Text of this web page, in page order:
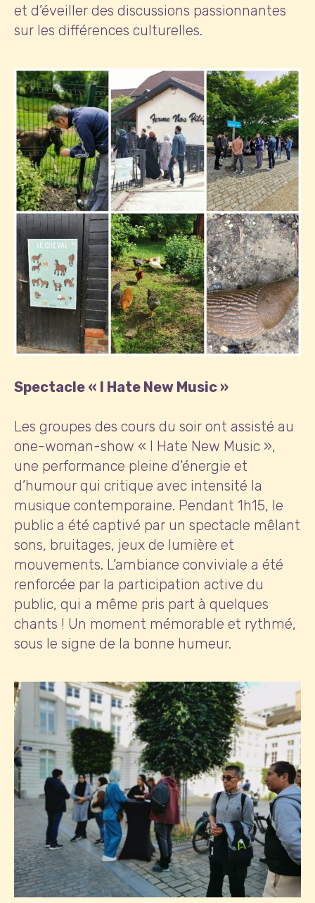
et d’éveiller des discussions passionnantes
sur les différences culturelles.
Spectacle « I Hate New Music »
Les groupes des cours du soir ont assisté au
one-woman-show « I Hate New Music »,
une performance pleine d’énergie et
d’humour qui critique avec intensité la
musique contemporaine. Pendant 1h15, le
public a été captivé par un spectacle mêlant
sons, bruitages, jeux de lumière et
mouvements. L’ambiance conviviale a été
renforcée par la participation active du
public, qui a même pris part à quelques
chants ! Un moment mémorable et rythmé,
sous le signe de la bonne humeur.